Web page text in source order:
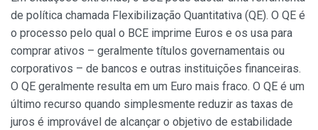
de política chamada Flexibilização Quantitativa (QE). O QE é
o processo pelo qual o BCE imprime Euros e os usa para
comprar ativos – geralmente títulos governamentais ou
corporativos – de bancos e outras instituições financeiras.
O QE geralmente resulta em um Euro mais fraco. O QE é um
último recurso quando simplesmente reduzir as taxas de
juros é improvável de alcançar o objetivo de estabilidade